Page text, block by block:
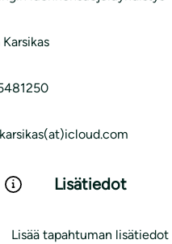
Lisätiedot
Lisää tapahtuman lisätiedot